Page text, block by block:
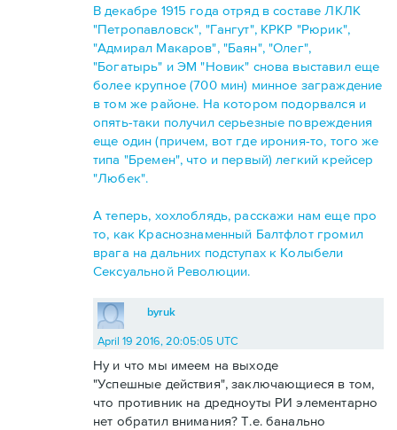
В декабре 1915 года отряд в составе ЛКЛК
"Петропавловск", "Гангут", КРКР "Рюрик",
"Адмирал Макаров", "Баян", "Олег",
"Богатырь" и ЭМ "Новик" снова выставил еще
более крупное (700 мин) минное заграждение
в том же районе. На котором подорвался и
опять-таки получил серьезные повреждения
еще один (причем, вот где ирония-то, того же
типа "Бремен", что и первый) легкий крейсер
"Любек".
А теперь, хохлоблядь, расскажи нам еще про
то, как Краснознаменный Балтфлот громил
врага на дальних подступах к Колыбели
Сексуальной Революции.
byruk
April 19 2016, 20:05:05 UTC
Ну и что мы имеем на выходе
"Успешные действия", заключающиеся в том,
что противник на дредноуты РИ элементарно
нет обратил внимания? Т.е. банально